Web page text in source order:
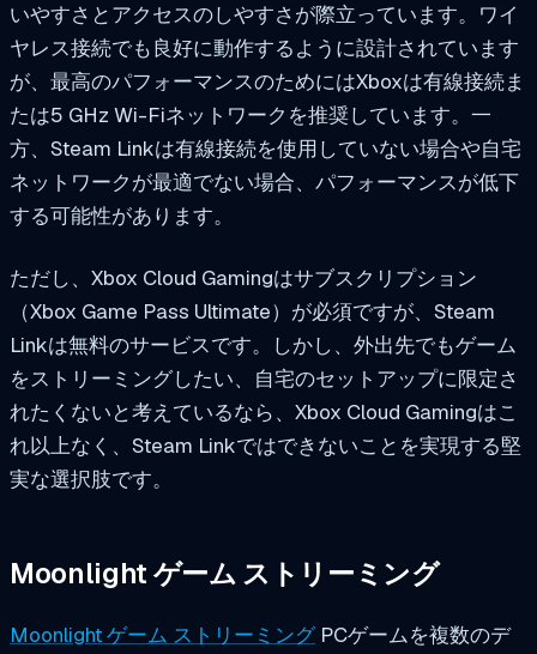
いやすさとアクセスのしやすさが際立っています。ワイ
ヤレス接続でも良好に動作するように設計されています
が、最高のパフォーマンスのためにはXboxは有線接続ま
たは5 GHz Wi-Fiネットワークを推奨しています。一
方、Steam Linkは有線接続を使用していない場合や自宅
ネットワークが最適でない場合、パフォーマンスが低下
する可能性があります。
ただし、Xbox Cloud Gamingはサブスクリプション
（Xbox Game Pass Ultimate）が必須ですが、Steam
Linkは無料のサービスです。しかし、外出先でもゲーム
をストリーミングしたい、自宅のセットアップに限定さ
れたくないと考えているなら、Xbox Cloud Gamingはこ
れ以上なく、Steam Linkではできないことを実現する堅
実な選択肢です。
Moonlight ゲーム ストリーミング
Moonlight ゲーム ストリーミングPCゲームを複数のデ